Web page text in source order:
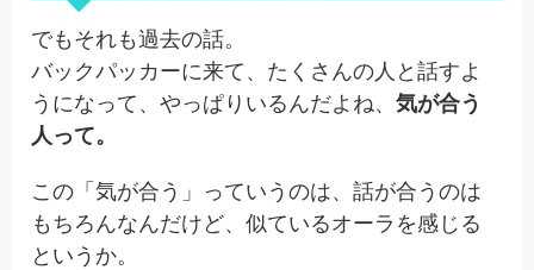
でもそれも過去の話。
バックパッカーに来て、たくさんの人と話すよ
うになって、やっぱりいるんだよね、気が合う
人って。
この「気が合う」っていうのは、話が合うのは
もちろんなんだけど、似ているオーラを感じる
というか。